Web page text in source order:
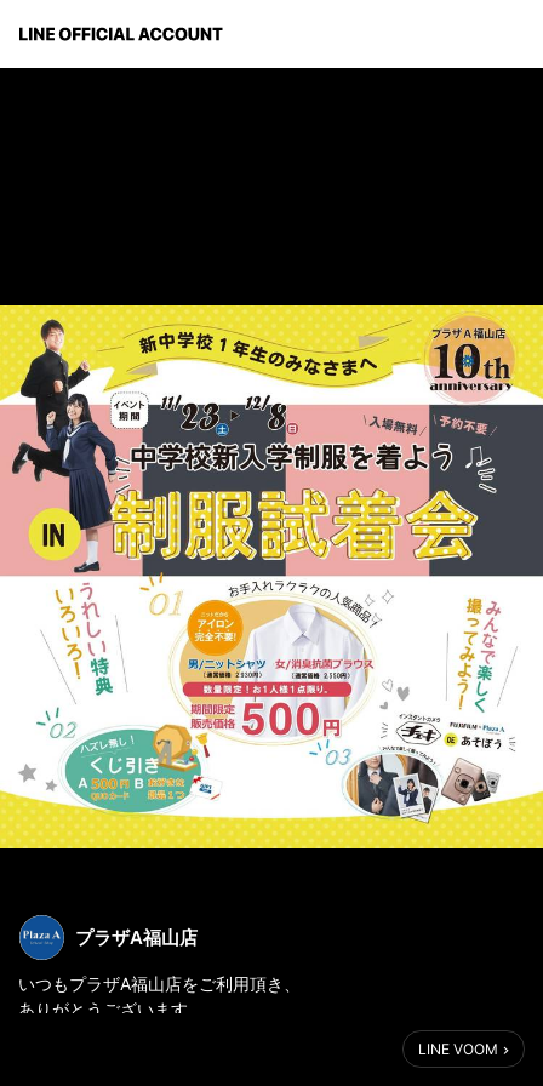
プラザA福山店
いつもプラザA福山店をご利用頂き、
ありがとうございます
LINE VOOM